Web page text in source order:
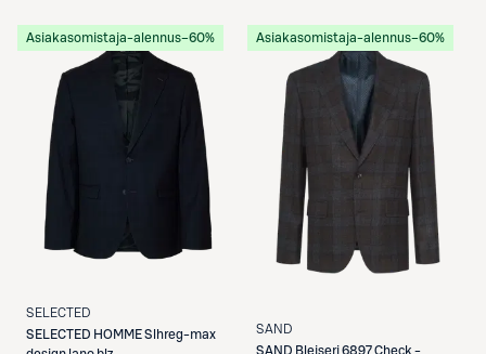
Asiakasomistaja-alennus−60%
SELECTED
SELECTED HOMME Slhreg-max
Asiakasomistaja-alennus−60%
SAND
SAND Bleiseri 6897 Check -